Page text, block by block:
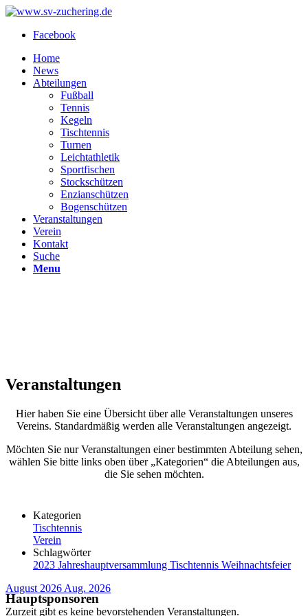
Facebook
Home
News
Abteilungen
Fußball
Tennis
Kegeln
Tischtennis
Turnen
Leichtathletik
Sportfischen
Stockschützen
Enzianschützen
Bogenschützen
Veranstaltungen
Verein
Kontakt
Suche
Menu
Veranstaltungen
Hier haben Sie eine Übersicht über alle Veranstaltungen unseres
Vereins. Standardmäßig werden alle Veranstaltungen angezeigt.
Möchten Sie nur Veranstaltungen einer bestimmten Abteilung sehen,
wählen Sie bitte links oben über „Kategorien“ die Abteilungen aus,
die Sie sehen möchten.
Kategorien
Tischtennis
Verein
Schlagwörter
2023 Jahreshauptversammlung Tischtennis Weihnachtsfeier
August 2026 Aug. 2026
Zurzeit gibt es keine bevorstehenden Veranstaltungen.
Hauptsponsoren